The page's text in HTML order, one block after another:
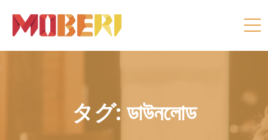
タグ: ডাউনলোড